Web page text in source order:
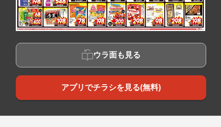
ウラ面も見る
アプリでチラシを見る(無料)